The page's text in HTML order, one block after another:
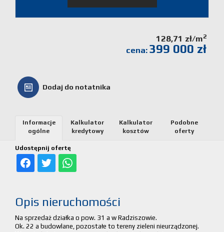
Kontakt
128,71 zł/m2
cena: 399 000 zł
Dodaj do notatnika
Udostępnij ofertę
Informacje
ogólne
Kalkulator
kredytowy
Kalkulator
kosztów
Podobne
oferty
Opis nieruchomości
Na sprzedaż działka o pow. 31 a w Radziszowie.
Ok. 22 a budowlane, pozostałe to tereny zieleni nieurządzonej.